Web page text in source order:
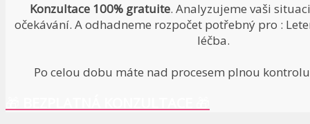
Konzultace 100% gratuite. Analyzujeme vaši
očekávání. A odhadneme rozpočet potřebný pro :
léčba.
Po celou dobu máte nad procesem plnou